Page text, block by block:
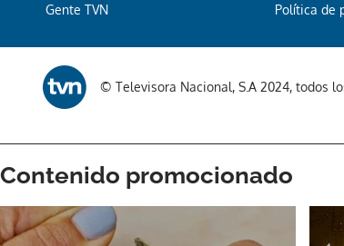
Gente TVN Política de
© Televisora Nacional, S.A 2024, todos